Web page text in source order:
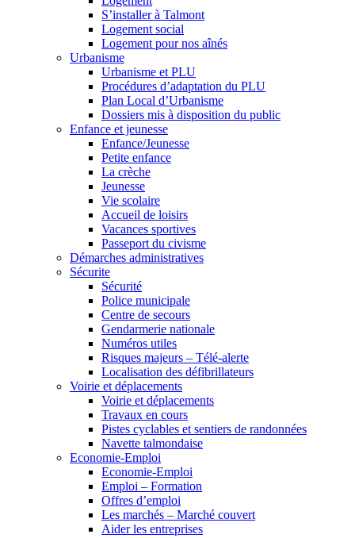
S’installer à Talmont
Logement social
Logement pour nos aînés
Urbanisme
Urbanisme et PLU
Procédures d’adaptation du PLU
Plan Local d’Urbanisme
Dossiers mis à disposition du public
Enfance et jeunesse
Enfance/Jeunesse
Petite enfance
La crèche
Jeunesse
Vie scolaire
Accueil de loisirs
Vacances sportives
Passeport du civisme
Démarches administratives
Sécurite
Sécurité
Police municipale
Centre de secours
Gendarmerie nationale
Numéros utiles
Risques majeurs – Télé-alerte
Localisation des défibrillateurs
Voirie et déplacements
Voirie et déplacements
Travaux en cours
Pistes cyclables et sentiers de randonnées
Navette talmondaise
Economie-Emploi
Economie-Emploi
Emploi – Formation
Offres d’emploi
Les marchés – Marché couvert
Aider les entreprises